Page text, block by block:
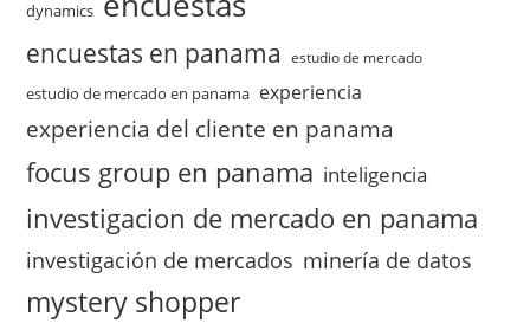
dynamics
encuestas en panama estudio de mercado
estudio de mercado en panama experiencia
experiencia del cliente en panama
focus group en panama inteligencia
investigacion de mercado en panama
investigación de mercados minería de datos
mystery shopper